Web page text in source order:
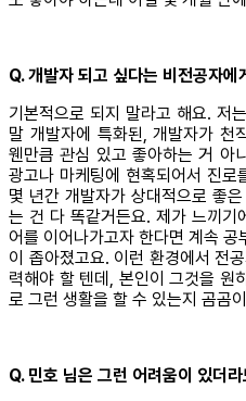
Q. 개발자 되고 싶다는 비전공자
기본적으로 되지 말라고 해요. 저
말 개발자에 특화된, 개발자가 천
웬만큼 관심 있고 좋아하는 거 아
광고나 마케팅에 현혹되어서 진
몇 년간 개발자가 상대적으로 좋
는 건 다 똑같거든요. 제가 느끼기
어를 이어나가고자 한다면 계속
이 좁아졌고요. 이런 환경에서 전
력해야 할 텐데, 본인이 그것을
로 그런 생활을 할 수 있는지 곰곰
Q. 민호 님은 그런 어려움이 있더